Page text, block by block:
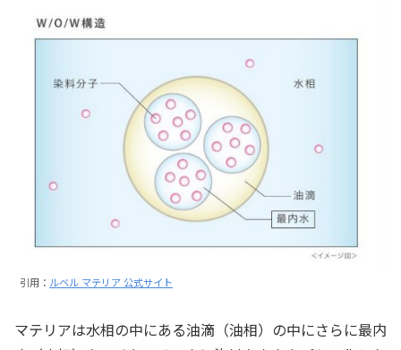
引用： ルベル マテリア 公式サイト
マテリアは水相の中にある油滴（油相）の中にさらに最内